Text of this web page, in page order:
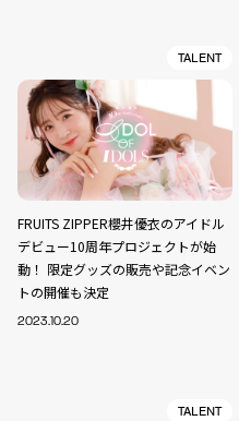
TALENT
FRUITS ZIPPER櫻井優衣のアイドル
デビュー10周年プロジェクトが始
動！ 限定グッズの販売や記念イベン
トの開催も決定
2023.10.20
TALENT